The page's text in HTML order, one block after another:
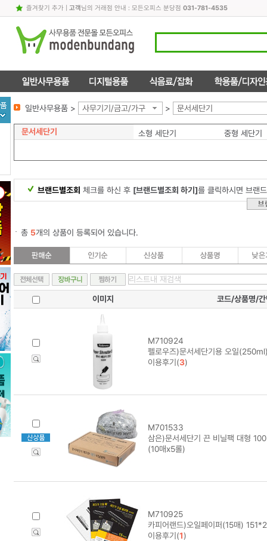
즐겨찾기 추가| 고객님의 거래점 안내 : 모든오피스 분당점 031-781-4535
일반사무용품 > 사무기기/금고/가구 > 문서세단기
문서세단기 소형 세단기 중형 세단기
브랜드별조회 체크를 하신 후 [브랜드별조회 하기]를 클릭하시면 브랜
총 5개의 상품이 등록되어 있습니다.
이미지 코드/상품명/간
M710924
펠로우즈)문서세단기용 오일
이용후기(3)
M701533
삼은)문서세단기 끈 비닐팩 대형
(10매x5롤)
M710925
카피어랜드)오일페이퍼(15매)
이용후기(1)